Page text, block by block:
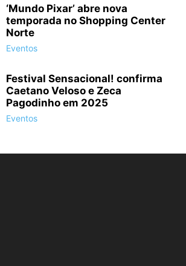
‘Mundo Pixar’ abre nova
temporada no Shopping Center
Norte
Eventos
Festival Sensacional! confirma
Caetano Veloso e Zeca
Pagodinho em 2025
Eventos